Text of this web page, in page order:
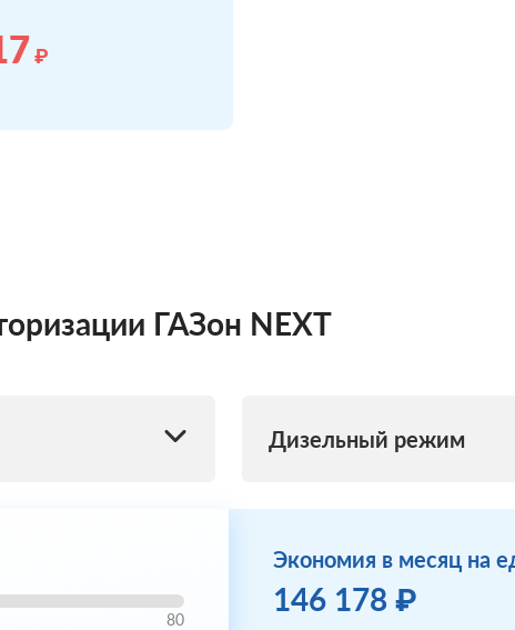
₽
ГАЗон NEXT
Дизельный режим
80
Экономия в месяц на
146 178 ₽